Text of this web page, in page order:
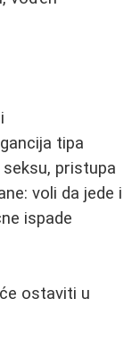
tipa
pristupa
voli da jede i
ispade
ostaviti u